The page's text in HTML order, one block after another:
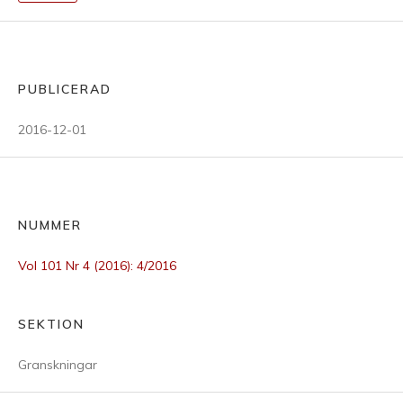
PUBLICERAD
2016-12-01
NUMMER
Vol 101 Nr 4 (2016): 4/2016
SEKTION
Granskningar